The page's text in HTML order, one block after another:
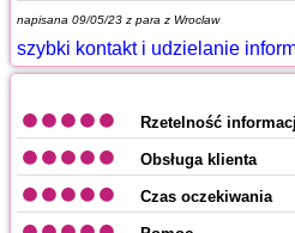
napisana 09/05/23 z para z Wroclaw
szybki kontakt i udzielanie
Rzetelność
Obsługa klienta
Czas oczekiwania